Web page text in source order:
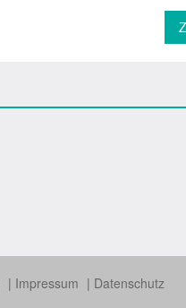
Impressum Datenschutz